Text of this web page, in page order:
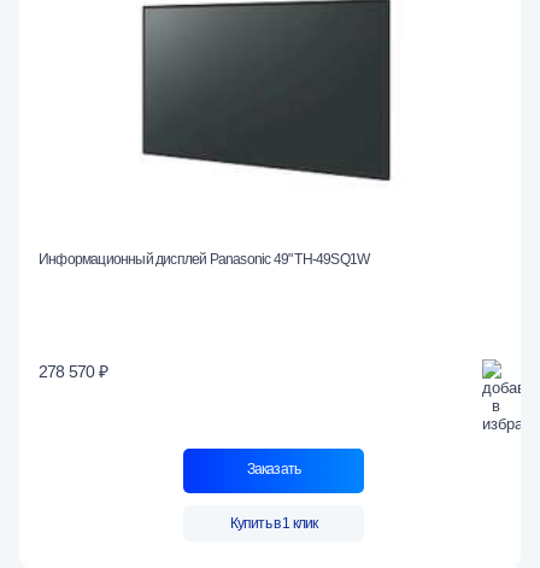
Информационный дисплей Panasonic 49" TH-49SQ1W
278 570 ₽
Заказать
Купить в 1 клик